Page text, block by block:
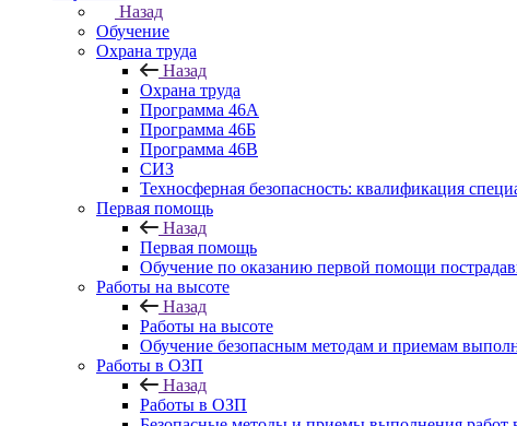
Назад
Обучение
Охрана труда
Назад
Охрана труда
Программа 46А
Программа 46Б
Программа 46В
СИЗ
Техносферная безопасность: квалификация
Первая помощь
Назад
Первая помощь
Обучение по оказанию первой помощи
Работы на высоте
Назад
Работы на высоте
Обучение безопасным методам и приемам
Работы в ОЗП
Назад
Работы в ОЗП